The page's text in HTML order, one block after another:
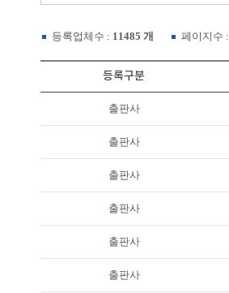
등록업체수 : 11485 개 페이지수 :
등록구분
출판사
출판사
출판사
출판사
출판사
출판사